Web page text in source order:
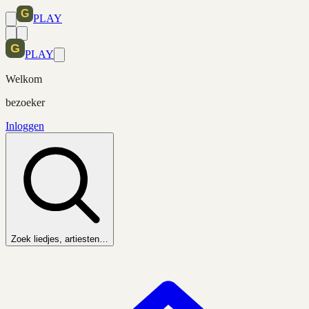
PLAY
PLAY
Welkom
bezoeker
Inloggen
Zoek liedjes, artiesten…